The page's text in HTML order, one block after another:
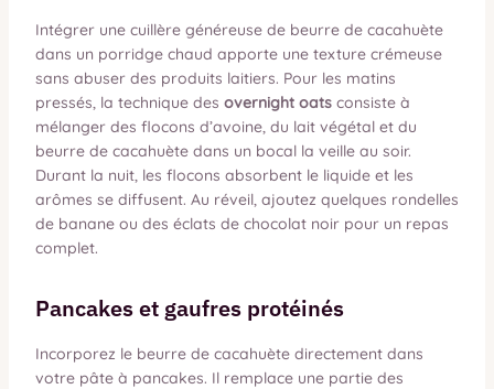
Intégrer une cuillère généreuse de beurre de cacahuète
dans un porridge chaud apporte une texture crémeuse
sans abuser des produits laitiers. Pour les matins
pressés, la technique des overnight oatsconsiste à
mélanger des flocons d’avoine, du lait végétal et du
beurre de cacahuète dans un bocal la veille au soir.
Durant la nuit, les flocons absorbent le liquide et les
arômes se diffusent. Au réveil, ajoutez quelques rondelles
de banane ou des éclats de chocolat noir pour un repas
complet.
Pancakes et gaufres protéinés
Incorporez le beurre de cacahuète directement dans
votre pâte à pancakes. Il remplace une partie des